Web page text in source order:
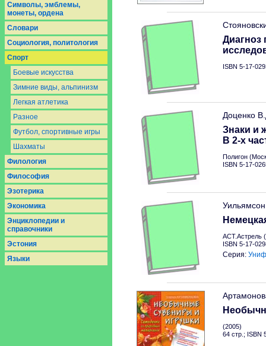
Символы, эмблемы,
монеты, ордена
Словари
Социология, политология
Спорт
Боевые искусства
Зимние виды, альпинизм
Легкая атлетика
Разное
Футбол, спортивные игры
Шахматы
Филология
Философия
Эзотерика
Экономика
Энциклопедии и
справочники
Эстония
Языки
Диагноз
ISBN 5-17-
Доценко
Знаки и
В 2-х
Полигон
ISBN 5-17-
АСТ.Астрель
ISBN 5-17-
Серия:
(2005)
64 стр.; ISBN